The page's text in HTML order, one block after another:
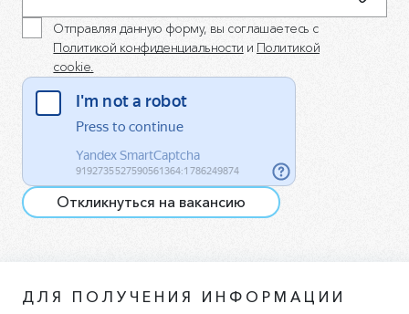
Отправляя данную форму, вы соглашаетесь с
Политикой конфиденциальности и Политикой
cookie.
Откликнуться на вакансию
ДЛЯ ПОЛУЧЕНИЯ ИНФОРМАЦИИ